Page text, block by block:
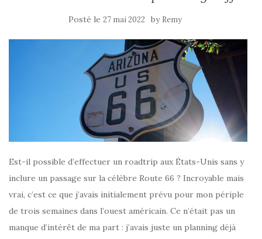
Posté le 27 mai 2022 by Remy
Est-il possible d’effectuer un roadtrip aux États-Unis sans y
inclure un passage sur la célèbre Route 66 ? Incroyable mais
vrai, c’est ce que j’avais initialement prévu pour mon périple
de trois semaines dans l’ouest américain. Ce n’était pas un
manque d’intérêt de ma part : j’avais juste un planning déjà